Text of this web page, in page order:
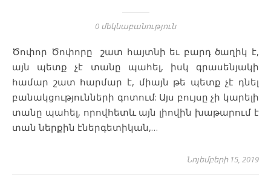
0 մեկնաբանություն
Ծոփոր Ծոփորը շատ հայտնի եւ բարդ ծաղիկ է,
այն պետք չէ տանը պահել, իսկ գրասենյակի
համար շատ հարմար է, միայն թե պետք չէ դնել
բանակցությունների գոտում: Այս բույսը չի կարելի
տանը պահել, որովհետև այն լիովին խաթարում է
տան ներքին էներգետիկան,…
Նոյեմբերի 15, 2019